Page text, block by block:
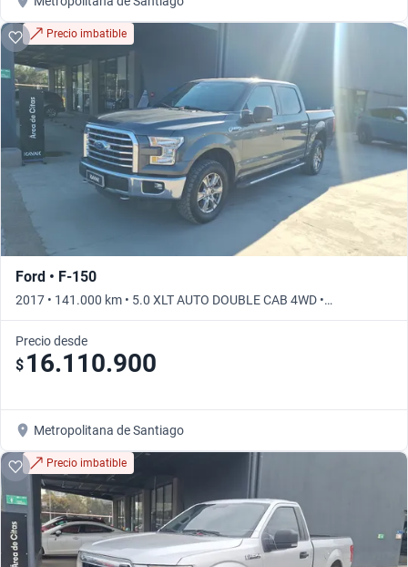
Precio imbatible
Ford • F-150
2017 • 141.000 km • 5.0 XLT AUTO DOUBLE CAB 4WD •
Automático
Precio desde
$ 16.110.900
Metropolitana de Santiago
Precio imbatible